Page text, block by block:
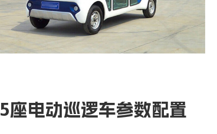
5座电动巡逻车参数配置